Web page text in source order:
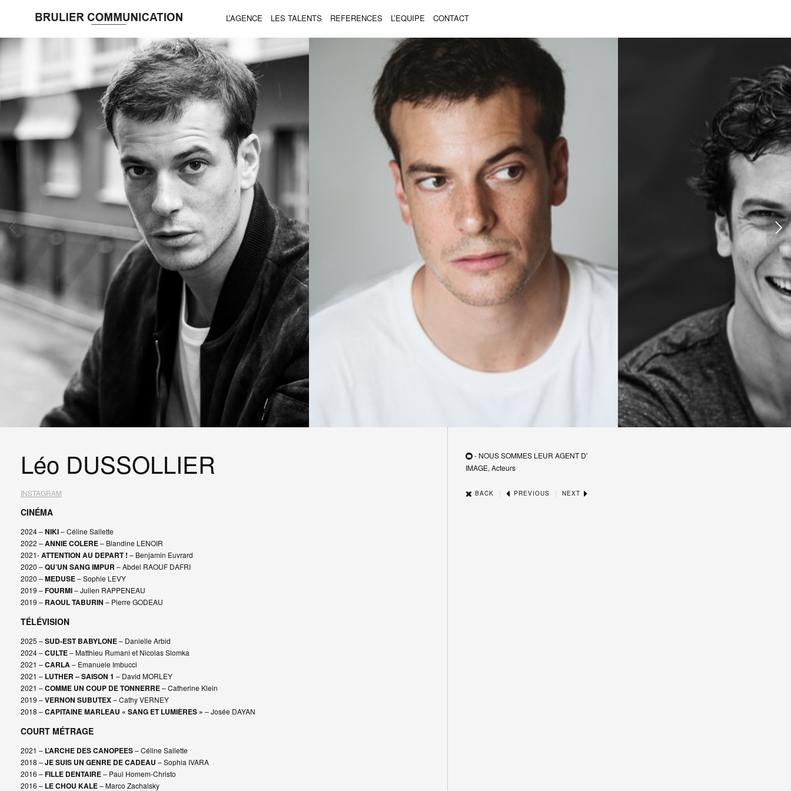
L’AGENCE LES TALENTS REFERENCES L’EQUIPE CONTACT
Léo DUSSOLLIER
INSTAGRAM
CINÉMA
2024 –NIKI– Céline Sallette
2022 –ANNIE COLERE– Blandine LENOIR
2021-ATTENTION AU DEPART ! – Benjamin Euvrard
2020 –QU’UN SANG IMPUR – Abdel RAOUF DAFRI
2020 –MEDUSE– Sophie LEVY
2019 –FOURMI– Julien RAPPENEAU
2019 – RAOUL TABURIN – Pierre GODEAU
TÉLÉVISION
2025 –SUD-EST BABYLONE– Danielle Arbid
2024 –CULTE– Matthieu Rumani et Nicolas Slomka
2021 –CARLA– Emanuele Imbucci
2021 – LUTHER – SAISON 1 – David MORLEY
2021 –COMME UN COUP DE TONNERRE– Catherine Klein
2019 –VERNON SUBUTEX– Cathy VERNEY
2018 –CAPITAINE MARLEAU « SANG ET LUMIÈRES » – Josée DAYAN
COURT MÉTRAGE
2021 – L’ARCHE DES CANOPEES– Céline Sallette
2018 –JE SUIS UN GENRE DE CADEAU – Sophia IVARA
2016 –FILLE DENTAIRE– Paul Homem-Christo
2016 – LE CHOU KALE– Marco Zachalsky
- NOUS SOMMES LEUR AGENT D'
IMAGE, Acteurs
BACK | PREVIOUS | NEXT